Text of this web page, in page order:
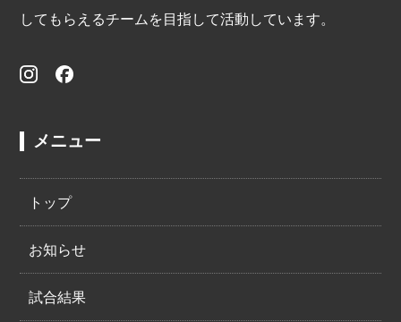
してもらえるチームを目指して活動しています。
メニュー
トップ
お知らせ
試合結果